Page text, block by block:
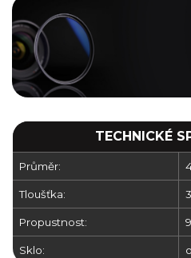
TECHNICKÉ
Průměr:
Tloušťka:
Propustnost:
Sklo: